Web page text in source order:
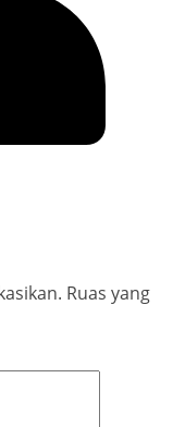
Ruas yang